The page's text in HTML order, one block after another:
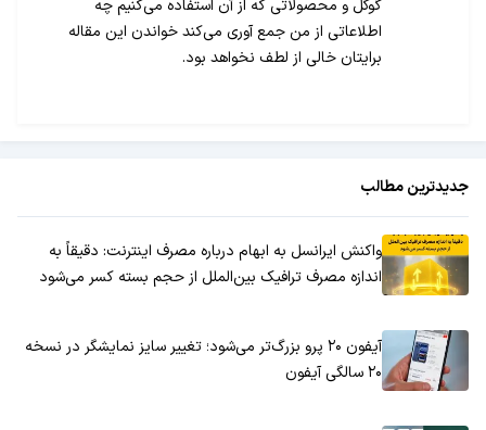
گوگل و محصولاتی که از آن استفاده می‌کنیم چه
اطلاعاتی از من جمع آوری می‌کند خواندن این مقاله
برایتان خالی از لطف نخواهد بود.
جدیدترین مطالب
واکنش ایرانسل به ابهام درباره مصرف اینترنت: دقیقاً به
اندازه مصرف ترافیک بین‌الملل از حجم بسته کسر می‌شود
آیفون ۲۰ پرو بزرگ‌تر می‌شود؛ تغییر سایز نمایشگر در نسخه
۲۰ سالگی آیفون